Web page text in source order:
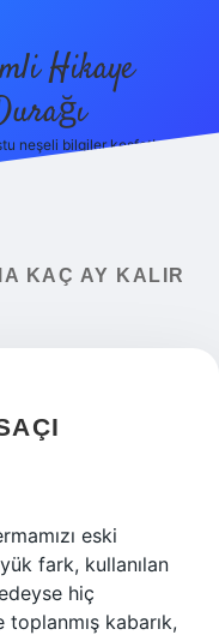
Hikaye
neşeli bilgiler keşfet!
KAÇ AY KALIR
eski
fark, kullanılan
hiç
kabarık,